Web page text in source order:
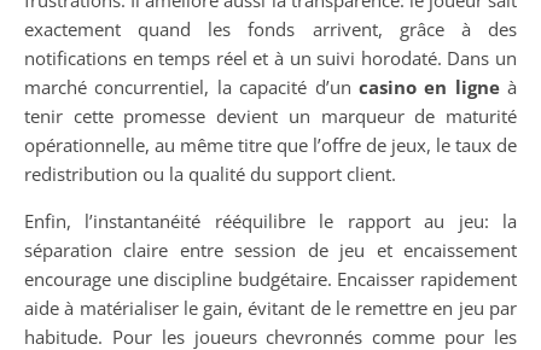
exactement quand les fonds arrivent, grâce à des
notifications en temps réel et à un suivi horodaté. Dans un
marché concurrentiel, la capacité d’un casino en ligneà
tenir cette promesse devient un marqueur de maturité
opérationnelle, au même titre que l’offre de jeux, le taux de
redistribution ou la qualité du support client.
Enfin, l’instantanéité rééquilibre le rapport au jeu: la
séparation claire entre session de jeu et encaissement
encourage une discipline budgétaire. Encaisser rapidement
aide à matérialiser le gain, évitant de le remettre en jeu par
habitude. Pour les joueurs chevronnés comme pour les